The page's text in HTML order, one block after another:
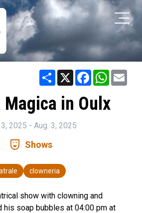
Share X Facebook
Magica in Oulx
2025 - Aug. 3, 2025
comedy_mask Shows
clowneria
show with clowning and
his soap bubbles at 04:00 pm at